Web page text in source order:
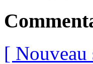
[ Nouveau